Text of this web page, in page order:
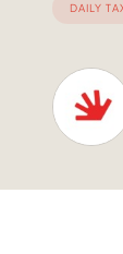
DAILY